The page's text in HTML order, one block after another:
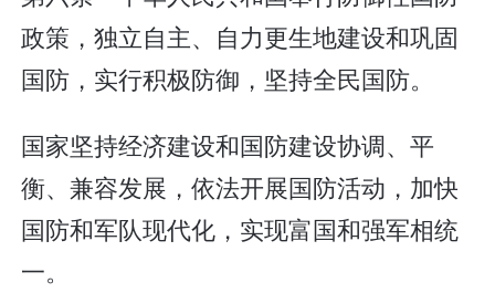
政策，独立自主、自力更生地建设和巩固
国防，实行积极防御，坚持全民国防。
国家坚持经济建设和国防建设协调、平
衡、兼容发展，依法开展国防活动，加快
国防和军队现代化，实现富国和强军相统
一。